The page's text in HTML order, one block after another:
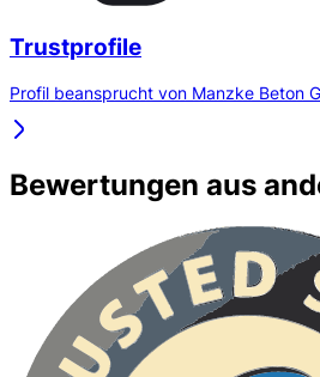
Trustprofile
Profil beansprucht von Manzke Beton
Bewertungen aus